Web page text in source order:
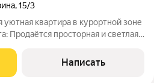
,15/3
квартира в курортной зоне
Продаётся просторная и светлая
Написать